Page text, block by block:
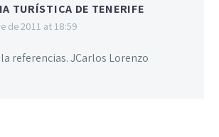
TURÍSTICA DE TENERIFE
de 2011 at 18:59
referencias. JCarlos Lorenzo